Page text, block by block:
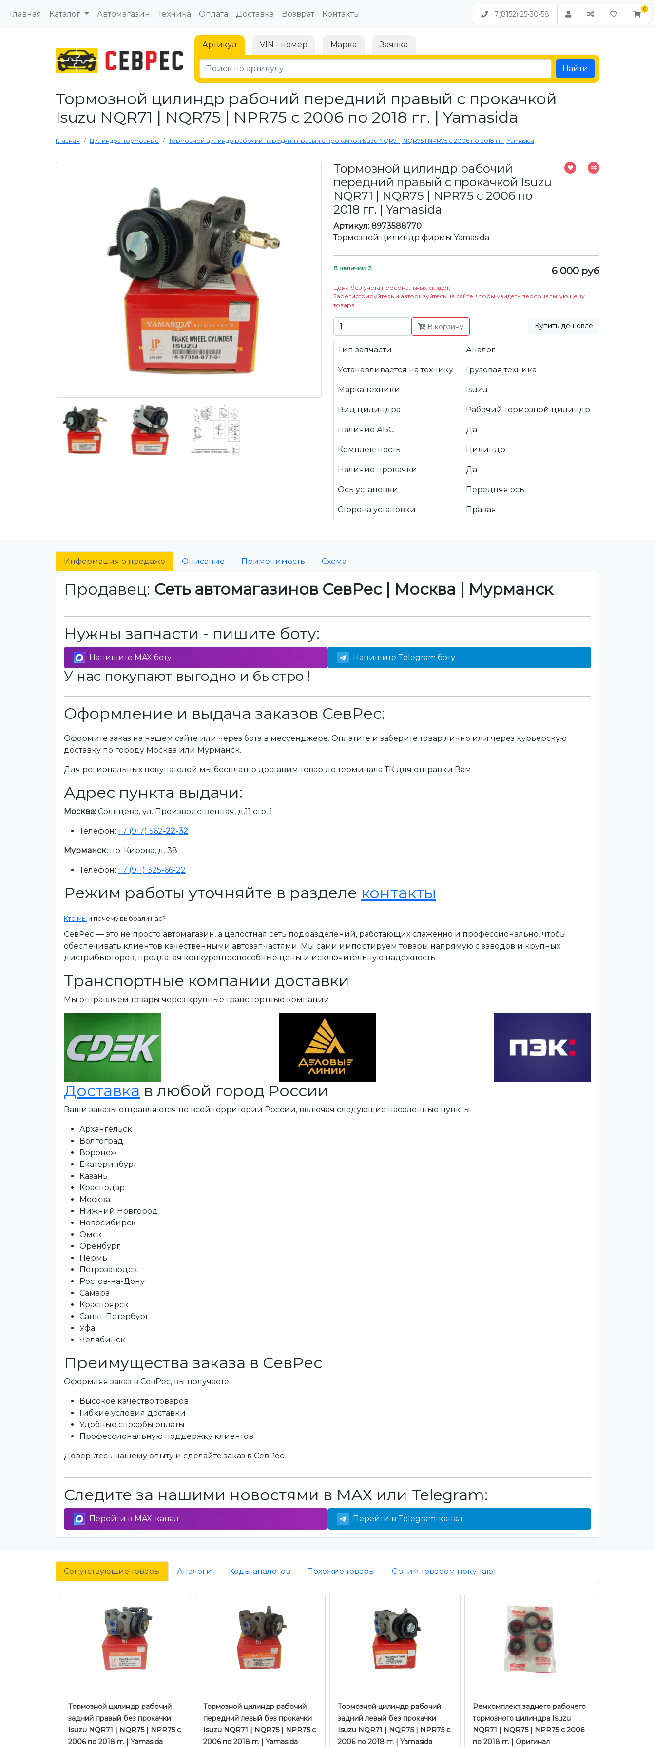
Главная Каталог Автомагазин Техника Оплата Доставка Возврат Контакты +7(8152) 25-30-58
Артикул VIN - номер Марка Заявка
Найти
Тормозной цилиндр рабочий передний правый с прокачкой
Isuzu NQR71 | NQR75 | NPR75 с 2006 по 2018 гг. | Yamasida
Главная Цилиндры тормозные Тормозной цилиндр рабочий передний правый с прокачкой Isuzu NQR71 | NQR75 | NPR75 с 2006 по 2018 гг. | Yamasida
Тормозной цилиндр рабочий
передний правый с прокачкой Isuzu
NQR71 | NQR75 | NPR75 с 2006 по
2018 гг. | Yamasida
Артикул: 8973588770
Тормозной цилиндр фирмы Yamasida
В наличии: 3 6 000 руб
Цена без учета персональных скидок
Зарегистрируйтесь и авторизуйтесь на сайте, чтобы увидеть персональную цену
товара
В корзину Купить дешевле
Тип запчасти Аналог
Устанавливается на технику Грузовая техника
Марка техники Isuzu
Вид цилиндра Рабочий тормозной цилиндр
Наличие АБС Да
Комплектность Цилиндр
Наличие прокачки Да
Ось установки Передняя ось
Сторона установки Правая
Информация о продаже Описание Применимость Схема
Продавец: Сеть автомагазинов СевРес | Москва | Мурманск
Нужны запчасти - пишите боту:
Напишите MAX боту Напишите Telegram боту
У нас покупают выгодно и быстро !
Оформление и выдача заказов СевРес:
Оформите заказ на нашем сайте или через бота в мессенджере. Оплатите и заберите товар лично или через курьерскую
доставку по городу Москва или Мурманск.
Для региональных покупателей мы бесплатно доставим товар до терминала ТК для отправки Вам.
Адрес пункта выдачи:
Москва: Солнцево, ул. Производственная, д.11 стр. 1
Телефон: +7 (917) 562-22-32
Мурманск: пр. Кирова, д. 38
Телефон: +7 (911) 325-66-22
Режим работы уточняйте в разделе контакты
Кто мы и почему выбрали нас?
СевРес — это не просто автомагазин, а целостная сеть подразделений, работающих слаженно и профессионально, чтобы
обеспечивать клиентов качественными автозапчастями. Мы сами импортируем товары напрямую с заводов и крупных
дистрибьюторов, предлагая конкурентоспособные цены и исключительную надежность.
Транспортные компании доставки
Мы отправляем товары через крупные транспортные компании:
Доставка в любой город России
Ваши заказы отправляются по всей территории России, включая следующие населенные пункты:
Архангельск
Волгоград
Воронеж
Екатеринбург
Казань
Краснодар
Москва
Нижний Новгород
Новосибирск
Омск
Оренбург
Пермь
Петрозаводск
Ростов-на-Дону
Самара
Красноярск
Санкт-Петербург
Уфа
Челябинск
Преимущества заказа в СевРес
Оформляя заказ в СевРес, вы получаете:
Высокое качество товаров
Гибкие условия доставки
Удобные способы оплаты
Профессиональную поддержку клиентов
Доверьтесь нашему опыту и сделайте заказ в СевРес!
Следите за нашими новостями в MAX или Telegram:
Перейти в MAX-канал Перейти в Telegram-канал
Сопутствующие товары Аналоги Коды аналогов Похожие товары С этим товаром покупают
Тормозной цилиндр рабочий
задний правый без прокачки
Isuzu NQR71 | NQR75 | NPR75 с
2006 по 2018 гг. | Yamasida
Тормозной цилиндр рабочий
передний левый без прокачки
Isuzu NQR71 | NQR75 | NPR75 с
2006 по 2018 гг. | Yamasida
Тормозной цилиндр рабочий
задний левый без прокачки
Isuzu NQR71 | NQR75 | NPR75 с
2006 по 2018 гг. | Yamasida
​​​​​​​Ремкомплект заднего рабочего
тормозного цилиндра Isuzu
NQR71 | NQR75 | NPR75 с 2006
по 2018 гг. | Оригинал